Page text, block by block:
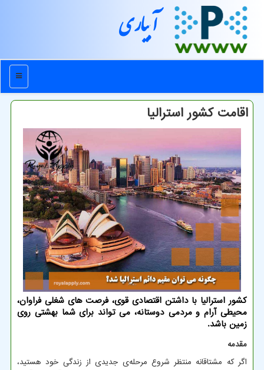
آبیاری
منو
اقامت کشور استرالیا
کشور استرالیا با داشتن اقتصادی قوی، فرصت های شغلی فراوان،
محیطی آرام و مردمی دوستانه، می تواند برای شما بهشتی روی
زمین باشد.
مقدمه
اگر که مشتاقانه منتظر شروع مرحله‌ی جدیدی از زندگی خود هستید،